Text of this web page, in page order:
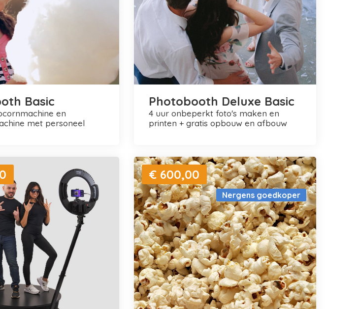
Basic
met personeel
Photobooth Deluxe Basic
4 uur onbeperkt foto's maken en
printen + gratis opbouw en afbouw
Nergens goedkoper
€ 600,00